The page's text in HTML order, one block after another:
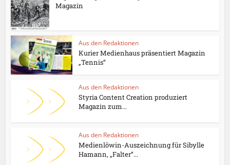
Magazin
Aus den Redaktionen
Kurier Medienhaus präsentiert Magazin
„Tennis“
Aus den Redaktionen
Styria Content Creation produziert
Magazin zum...
Aus den Redaktionen
Medienlöwin-Auszeichnung für Sibylle
Hamann, „Falter“...